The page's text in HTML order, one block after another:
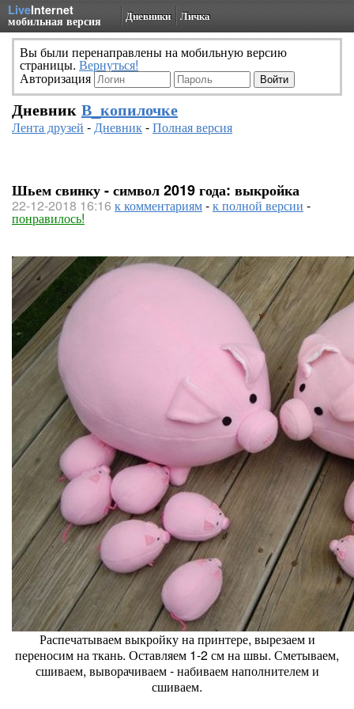
LiveInternet
мобильная версия Дневники Личка
Вы были перенаправлены на мобильную версию
страницы. Вернуться!
Авторизация
Дневник В_копилочке
Лента друзей -Дневник-Полная версия
Шьем свинку - символ 2019 года: выкройка
22-12-2018 16:16 к комментариям-к полной версии -
понравилось!
Распечатываем выкройку на принтере, вырезаем и
переносим на ткань. Оставляем 1-2 см на швы. Сметываем,
сшиваем, выворачиваем - набиваем наполнителем и
сшиваем.